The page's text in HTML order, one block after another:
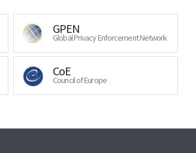
GPEN
Global Privacy Enforcement Network
CoE
Council of Europe